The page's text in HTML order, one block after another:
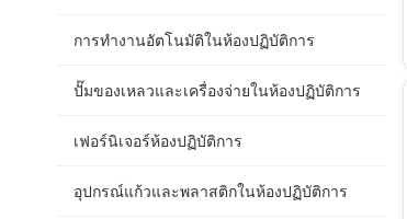
การทำงานอัตโนมัติในห้องปฏิบัติการ
ปั๊มของเหลวและเครื่องจ่ายในห้องปฏิบัติการ
เฟอร์นิเจอร์ห้องปฏิบัติการ
อุปกรณ์แก้วและพลาสติกในห้องปฏิบัติการ